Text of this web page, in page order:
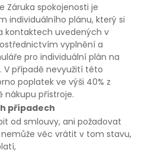
Záruka spokojenosti je
individuálního plánu, který si
kontaktech uvedených v
vyplnění a
pro individuální plán na
případě nevyužití této
poplatek ve výši 40% z
nákupu přístroje.
případech
od smlouvy, ani požadovat
věc vrátit v tom stavu,